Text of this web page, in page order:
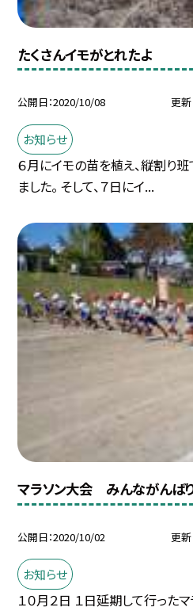
たくさんイモがとれたよ
公開日 2020/10/08 更
お知らせ
６月にイモの苗を植え、縦割り
ました。 そして、７日にイ...
マラソン大会 みんながんばり
公開日 2020/10/02 更
お知らせ
１０月２日 １日延期して行った